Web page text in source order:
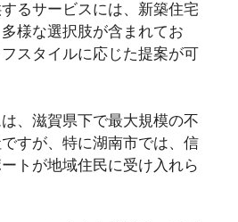
るサービスには、新築住宅
様な選択肢が含まれてお
スタイルに応じた提案が可
、滋賀県下で最大規模の不
すが、特に湖南市では、信
トが地域住民に受け入れら